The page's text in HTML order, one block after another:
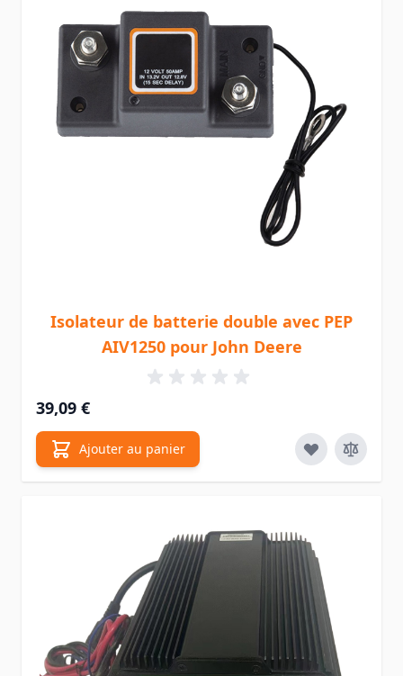
Isolateur de batterie double avec PEP
AIV1250 pour John Deere
39,09 €
Ajouter au panier